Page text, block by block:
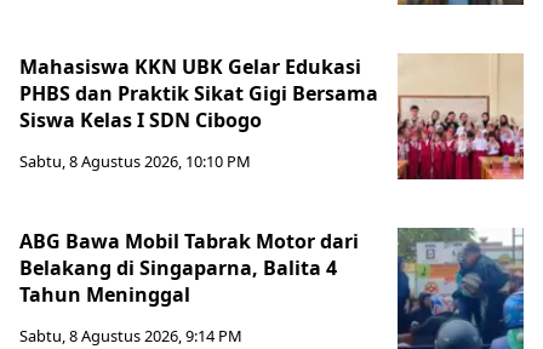
Mahasiswa KKN UBK Gelar Edukasi
PHBS dan Praktik Sikat Gigi Bersama
Siswa Kelas I SDN Cibogo
Sabtu, 8 Agustus 2026, 10:10 PM
ABG Bawa Mobil Tabrak Motor dari
Belakang di Singaparna, Balita 4
Tahun Meninggal
Sabtu, 8 Agustus 2026, 9:14 PM